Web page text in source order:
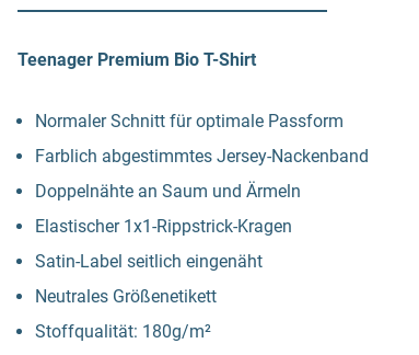
Teenager Premium Bio T-Shirt
Normaler Schnitt für optimale Passform
Farblich abgestimmtes Jersey-Nackenband
Doppelnähte an Saum und Ärmeln
Elastischer 1x1-Rippstrick-Kragen
Satin-Label seitlich eingenäht
Neutrales Größenetikett
Stoffqualität: 180g/m²